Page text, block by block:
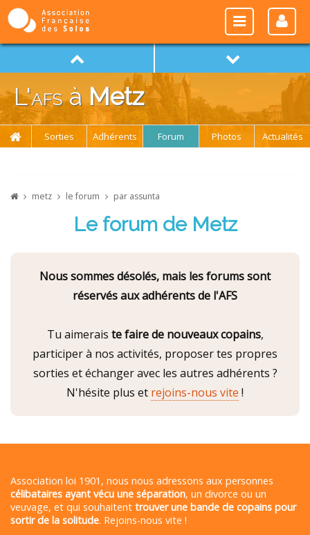
L'afsàMetz
Sorties Adhérents Forum Photos Actualités
metz le forum par assunta
Le forum de Metz
Nous sommes désolés, mais les forums sont
réservés aux adhérents de l'AFS
Tu aimerais te faire de nouveaux copains,
participer à nos activités, proposer tes propres
sorties et échanger avec les autres adhérents ?
N'hésite plus et rejoins-nous vite !
Association loi 1901, nous nous adressons aux personnes
célibataires ayant vécu une séparation, un divorce ou un
veuvage, et qui souhaitent trouver une bande de copains pour
sortir de la solitude. Rejoins-nous vite !